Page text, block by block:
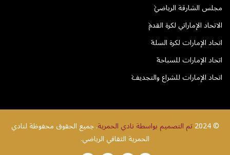
مجلس الشارقة الرياضي
الاتحاد الإماراتي لكرة القدم
اتحاد الإمارات لكرة السلة
اتحاد الإمارات للسباحة
اتحاد الإمارات للشراع والتجديف
© 2024 تم التصميم بواسطة نادي الحمرية. جميع الحقوق محفوظة لنادي
الحمرية الثقافي الرياضي.